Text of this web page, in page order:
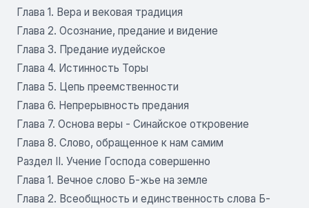
Глава 1. Вера и вековая традиция
Глава 2. Осознание, предание и видение
Глава 3. Предание иудейское
Глава 4. Истинность Торы
Глава 5. Цепь преемственности
Глава 6. Непрерывность предания
Глава 7. Основа веры - Синайское откровение
Глава 8. Слово, обращенное к нам самим
Раздел II. Учение Господа совершенно
Глава 1. Вечное слово Б-жье на земле
Глава 2. Всеобщность и единственность слова Б-